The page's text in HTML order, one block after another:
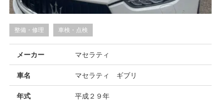
整備・修理 車検・点検
メーカー マセラティ
車名 マセラティ ギブリ
年式 平成２９年